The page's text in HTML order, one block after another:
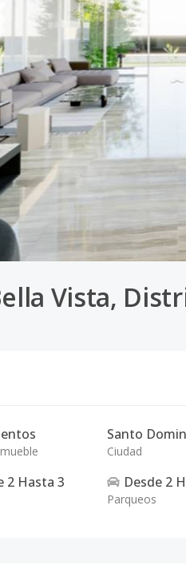
Vista,
Santo
Ciudad
2 Hasta 3 Desde 2
Parqueos